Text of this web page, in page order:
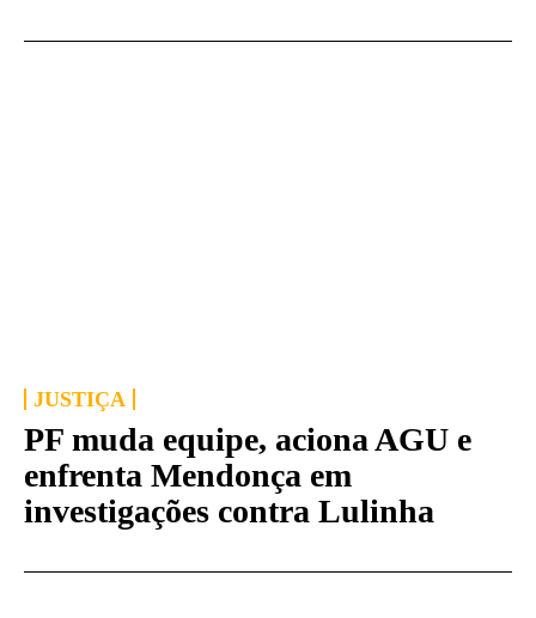
JUSTIÇA
PF muda equipe, aciona AGU e
enfrenta Mendonça em
investigações contra Lulinha